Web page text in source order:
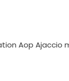
Aop Ajaccio